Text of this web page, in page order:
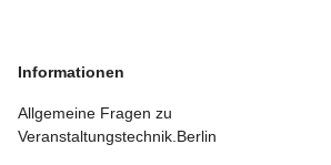
Informationen
Allgemeine Fragen zu
Veranstaltungstechnik.Berlin